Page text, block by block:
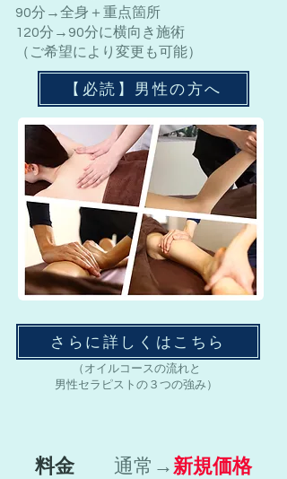
90分→全身＋重点箇所
120分→90分に横向き施術
（ご希望により変更も可能）
【必読】男性の方へ
さらに詳しくはこちら
​（オイルコースの流れと
男性セラピストの３つの強み）
料金 通常→新規価格